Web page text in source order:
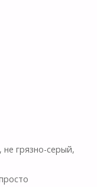
грязно-серый,